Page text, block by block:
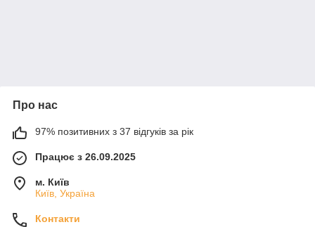
Про нас
97% позитивних з 37 відгуків за рік
Працює з 26.09.2025
м. Київ
Київ, Україна
Контакти